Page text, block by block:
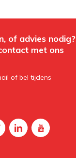
of advies nodig?
met ons
of bel tijdens